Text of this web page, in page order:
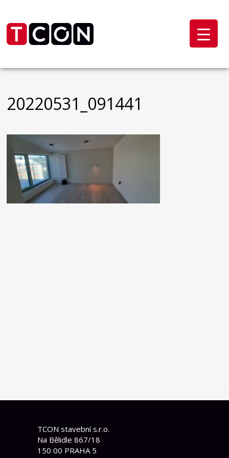
20220531_091441
TCON stavební s.r.o.
Na Bělidle 867/18
150 00 PRAHA 5